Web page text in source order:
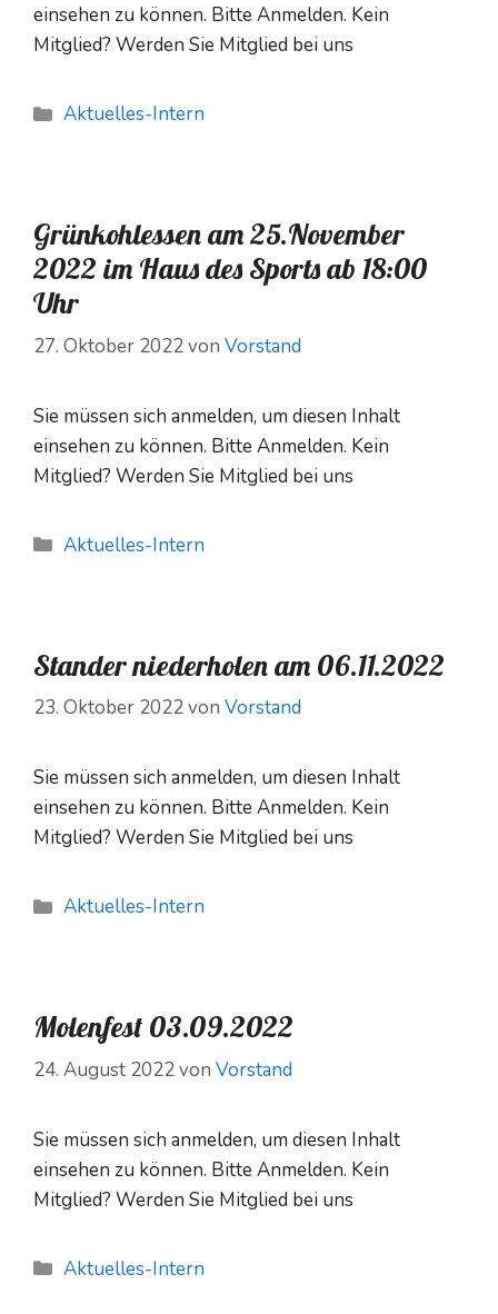
einsehen zu können. Bitte Anmelden. Kein
Mitglied? Werden Sie Mitglied bei uns
Kategorien
Aktuelles-Intern
Grünkohlessen am 25.November
2022 im Haus des Sports ab 18:00
Uhr
27. Oktober 2022von Vorstand
Sie müssen sich anmelden, um diesen Inhalt
einsehen zu können. Bitte Anmelden. Kein
Mitglied? Werden Sie Mitglied bei uns
Kategorien
Aktuelles-Intern
Stander niederholen am 06.11.2022
23. Oktober 2022von Vorstand
Sie müssen sich anmelden, um diesen Inhalt
einsehen zu können. Bitte Anmelden. Kein
Mitglied? Werden Sie Mitglied bei uns
Kategorien
Aktuelles-Intern
Molenfest 03.09.2022
24. August 2022von Vorstand
Sie müssen sich anmelden, um diesen Inhalt
einsehen zu können. Bitte Anmelden. Kein
Mitglied? Werden Sie Mitglied bei uns
Kategorien
Aktuelles-Intern